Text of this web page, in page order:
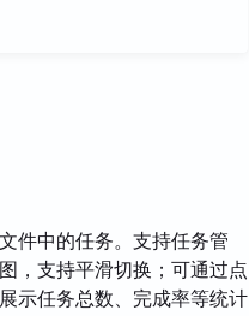
件中的任务。支持任务管
，支持平滑切换；可通过点
示任务总数、完成率等统计